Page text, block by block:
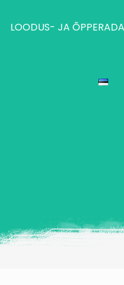
LOODUS- JA ÕPPERADA